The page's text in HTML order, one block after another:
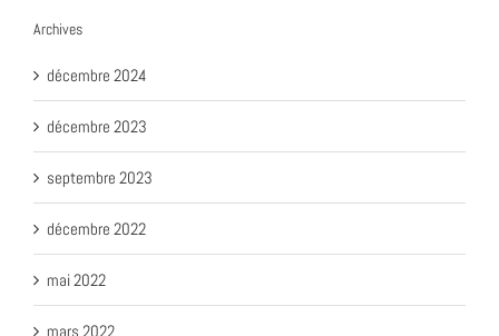
Archives
décembre 2024
décembre 2023
septembre 2023
décembre 2022
mai 2022
mars 2022